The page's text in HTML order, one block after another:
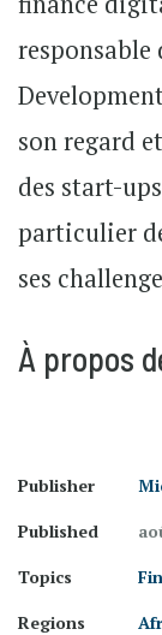
son regard
des start-
particulier
ses
À propos
Publisher
Published
Topics
Regions